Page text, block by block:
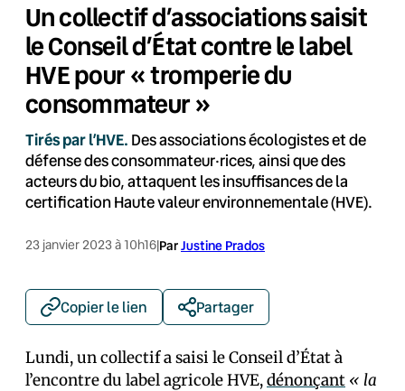
Un collectif d’associations saisit
le Conseil d’État contre le label
HVE pour « tromperie du
consommateur »
Tirés par l’HVE. Des associations écologistes et de
défense des consommateur·rices, ainsi que des
acteurs du bio, attaquent les insuffisances de la
certification Haute valeur environnementale (HVE).
23 janvier 2023 à 10h16|ParJustine Prados
Copier le lien Partager
Lundi, un collectif a saisi le Conseil d’État à
l’encontre du label agricole HVE,dénonçant « la